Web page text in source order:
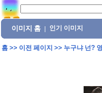
이미지 홈 인기 이미지
홈>> 이전 페이지 >> 누구냐 넌?